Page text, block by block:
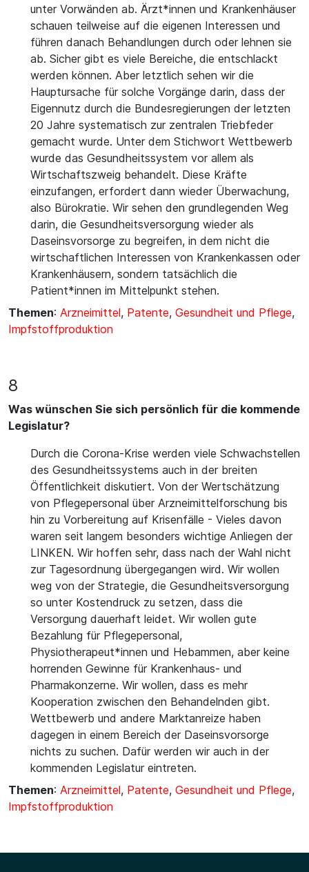
unter Vorwänden ab. Ärzt*innen und Krankenhäuser
schauen teilweise auf die eigenen Interessen und
führen danach Behandlungen durch oder lehnen sie
ab. Sicher gibt es viele Bereiche, die entschlackt
werden können. Aber letztlich sehen wir die
Hauptursache für solche Vorgänge darin, dass der
Eigennutz durch die Bundesregierungen der letzten
20 Jahre systematisch zur zentralen Triebfeder
gemacht wurde. Unter dem Stichwort Wettbewerb
wurde das Gesundheitssystem vor allem als
Wirtschaftszweig behandelt. Diese Kräfte
einzufangen, erfordert dann wieder Überwachung,
also Bürokratie. Wir sehen den grundlegenden Weg
darin, die Gesundheitsversorgung wieder als
Daseinsvorsorge zu begreifen, in dem nicht die
wirtschaftlichen Interessen von Krankenkassen oder
Krankenhäusern, sondern tatsächlich die
Patient*innen im Mittelpunkt stehen.
Themen: Arzneimittel, Patente, Gesundheit und Pflege,
Impfstoffproduktion
8
Was wünschen Sie sich persönlich für die kommende
Legislatur?
Durch die Corona-Krise werden viele Schwachstellen
des Gesundheitssystems auch in der breiten
Öffentlichkeit diskutiert. Von der Wertschätzung
von Pflegepersonal über Arzneimittelforschung bis
hin zu Vorbereitung auf Krisenfälle - Vieles davon
waren seit langem besonders wichtige Anliegen der
LINKEN. Wir hoffen sehr, dass nach der Wahl nicht
zur Tagesordnung übergegangen wird. Wir wollen
weg von der Strategie, die Gesundheitsversorgung
so unter Kostendruck zu setzen, dass die
Versorgung dauerhaft leidet. Wir wollen gute
Bezahlung für Pflegepersonal,
Physiotherapeut*innen und Hebammen, aber keine
horrenden Gewinne für Krankenhaus- und
Pharmakonzerne. Wir wollen, dass es mehr
Kooperation zwischen den Behandelnden gibt.
Wettbewerb und andere Marktanreize haben
dagegen in einem Bereich der Daseinsvorsorge
nichts zu suchen. Dafür werden wir auch in der
kommenden Legislatur eintreten.
Themen: Arzneimittel, Patente, Gesundheit und Pflege,
Impfstoffproduktion